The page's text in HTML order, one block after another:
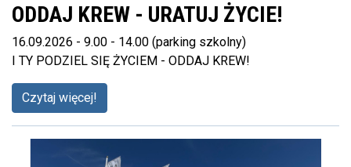
ODDAJ KREW - URATUJ ŻYCIE!
16.09.2026 - 9.00 - 14.00 (parking szkolny)
I TY PODZIEL SIĘ ŻYCIEM - ODDAJ KREW!
Czytaj więcej!